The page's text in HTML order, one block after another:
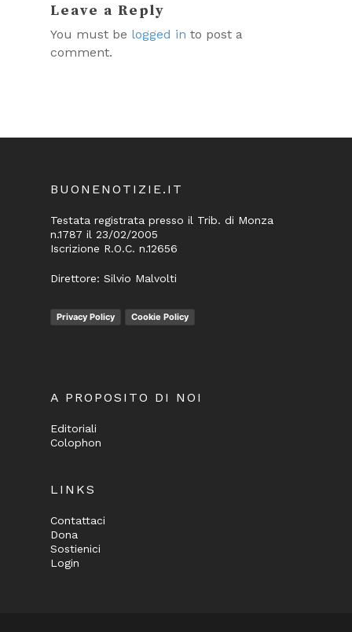
Leave a Reply
You must be logged in to post a
comment.
BUONENOTIZIE.IT
Testata registrata presso il Trib. di Monza
n.1787 il 23/02/2005
Iscrizione R.O.C. n.12656
Direttore: Silvio Malvolti
Privacy Policy Cookie Policy
A PROPOSITO DI NOI
Editoriali
Colophon
LINKS
Contattaci
Dona
Sostienici
Login